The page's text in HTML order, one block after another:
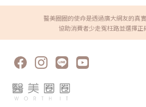
Claire Young從之前都會被誤以為看起來很想睡
讓眼睛有神一些也很羨慕那種天生雙眼皮、大眼
眼肌術後可能帶會來什麼潛在問題？此手術通常
涉及到眼皮周圍的皮膚和肌肉。只要術後妥善照
染或其他較嚴重的問題。大多數的問題都與眼部
小眼現象。值得慶幸的是，這些問題通常並不難
月內進行調整，即可獲得解決。如果術後發現瞼
考慮選用其他療程方式。
東路四段54號2樓捷運忠孝復興站3號出口(步行
info@newstardr.com◂◂🔹圖片案例為本診所治
任何治療效果皆因人而異，須由醫師當面與您溝
醫美圈圈的使命是透過廣大網友的真
協助消費者少走冤枉路並選擇正